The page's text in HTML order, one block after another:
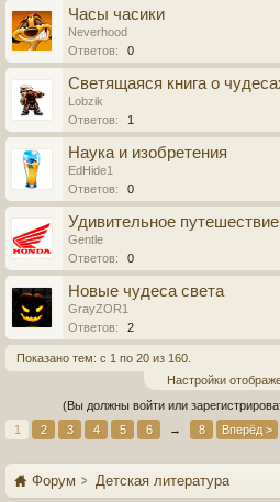
Часы часики
Neverhood
Ответов:
0
Светящаяся книга о
Lobzik
Ответов:
1
Наука и изобретения
EdHide1
Ответов:
0
Удивительное
Gentle
Ответов:
0
Новые чудеса света
GrayZOR1
Ответов:
2
Показано тем: с 1 по 20 из 160.
Настройки
(Вы должны войти или
1
2 3 4 5 6 → 8 Вперёд >
Форум Детская литература